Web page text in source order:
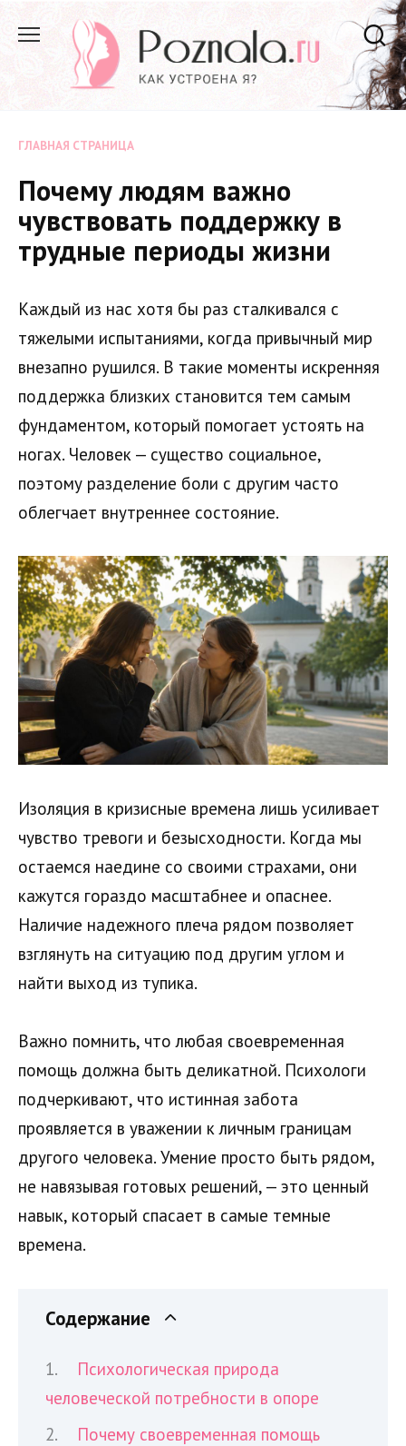
содержанию
ГЛАВНАЯ СТРАНИЦА
Почему людям важно
чувствовать поддержку в
трудные периоды жизни
Каждый из нас хотя бы раз сталкивался с
тяжелыми испытаниями, когда привычный мир
внезапно рушился. В такие моменты искренняя
поддержка близких становится тем самым
фундаментом, который помогает устоять на
ногах. Человек — существо социальное,
поэтому разделение боли с другим часто
облегчает внутреннее состояние.
Изоляция в кризисные времена лишь усиливает
чувство тревоги и безысходности. Когда мы
остаемся наедине со своими страхами, они
кажутся гораздо масштабнее и опаснее.
Наличие надежного плеча рядом позволяет
взглянуть на ситуацию под другим углом и
найти выход из тупика.
Важно помнить, что любая своевременная
помощь должна быть деликатной. Психологи
подчеркивают, что истинная забота
проявляется в уважении к личным границам
другого человека. Умение просто быть рядом,
не навязывая готовых решений, — это ценный
навык, который спасает в самые темные
времена.
Содержание
Психологическая природа
человеческой потребности в опоре
Почему своевременная помощь